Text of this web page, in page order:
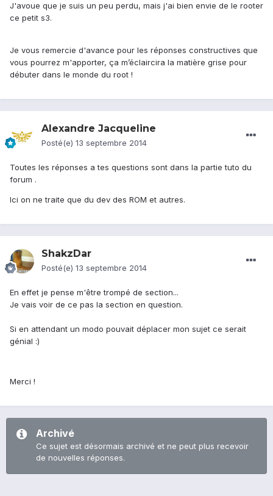
J'avoue que je suis un peu perdu, mais j'ai bien envie de le rooter
ce petit s3.
Je vous remercie d'avance pour les réponses constructives que
vous pourrez m'apporter, ça m’éclaircira la matière grise pour
débuter dans le monde du root !
Alexandre Jacqueline
Posté(e) 13 septembre 2014
Toutes les réponses a tes questions sont dans la partie tuto du
forum .
Ici on ne traite que du dev des ROM et autres.
ShakzDar
Posté(e) 13 septembre 2014
En effet je pense m'être trompé de section...
Je vais voir de ce pas la section en question.
Si en attendant un modo pouvait déplacer mon sujet ce serait
génial :)
Merci !
Archivé
Ce sujet est désormais archivé et ne peut plus recevoir
de nouvelles réponses.